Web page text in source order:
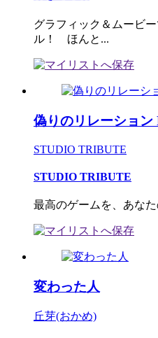
グラフィック＆ムービ
ル！ ほんと...
偽りのリレーション
STUDIO TRIBUTE
STUDIO TRIBUTE
最高のゲームを、あなた
変わった人
丘芽(おかめ)